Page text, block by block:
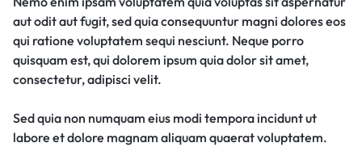
aut odit aut fugit, sed quia consequuntur magni dolores eos
qui ratione voluptatem sequi nesciunt. Neque porro
quisquam est, qui dolorem ipsum quia dolor sit amet,
consectetur, adipisci velit.
Sed quia non numquam eius modi tempora incidunt ut
labore et dolore magnam aliquam quaerat voluptatem.